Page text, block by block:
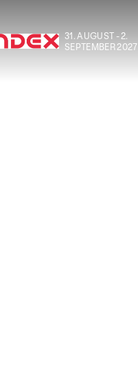
31. AUGUST - 2.
SEPTEMBER 2027